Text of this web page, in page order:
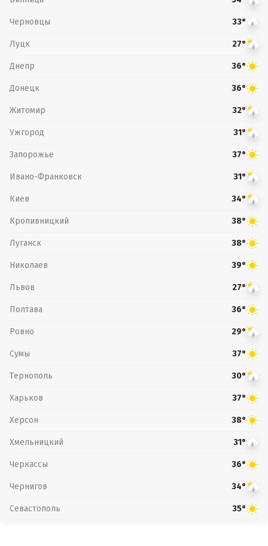
Черновцы 33°
Луцк 27°
Днепр 36°
Донецк 36°
Житомир 32°
Ужгород 31°
Запорожье 37°
Ивано-Франковск 31°
Киев 34°
Кропивницкий 38°
Луганск 38°
Николаев 39°
Львов 27°
Полтава 36°
Ровно 29°
Сумы 37°
Тернополь 30°
Харьков 37°
Херсон 38°
Хмельницкий 31°
Черкассы 36°
Чернигов 34°
Севастополь 35°